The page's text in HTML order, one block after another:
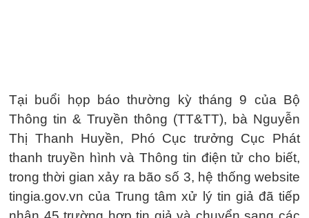
Tại buổi họp báo thường kỳ tháng 9 của Bộ
Thông tin & Truyền thông (TT&TT), bà Nguyễn
Thị Thanh Huyền, Phó Cục trưởng Cục Phát
thanh truyền hình và Thông tin điện tử cho biết,
trong thời gian xảy ra bão số 3, hệ thống website
tingia.gov.vn của Trung tâm xử lý tin giả đã tiếp